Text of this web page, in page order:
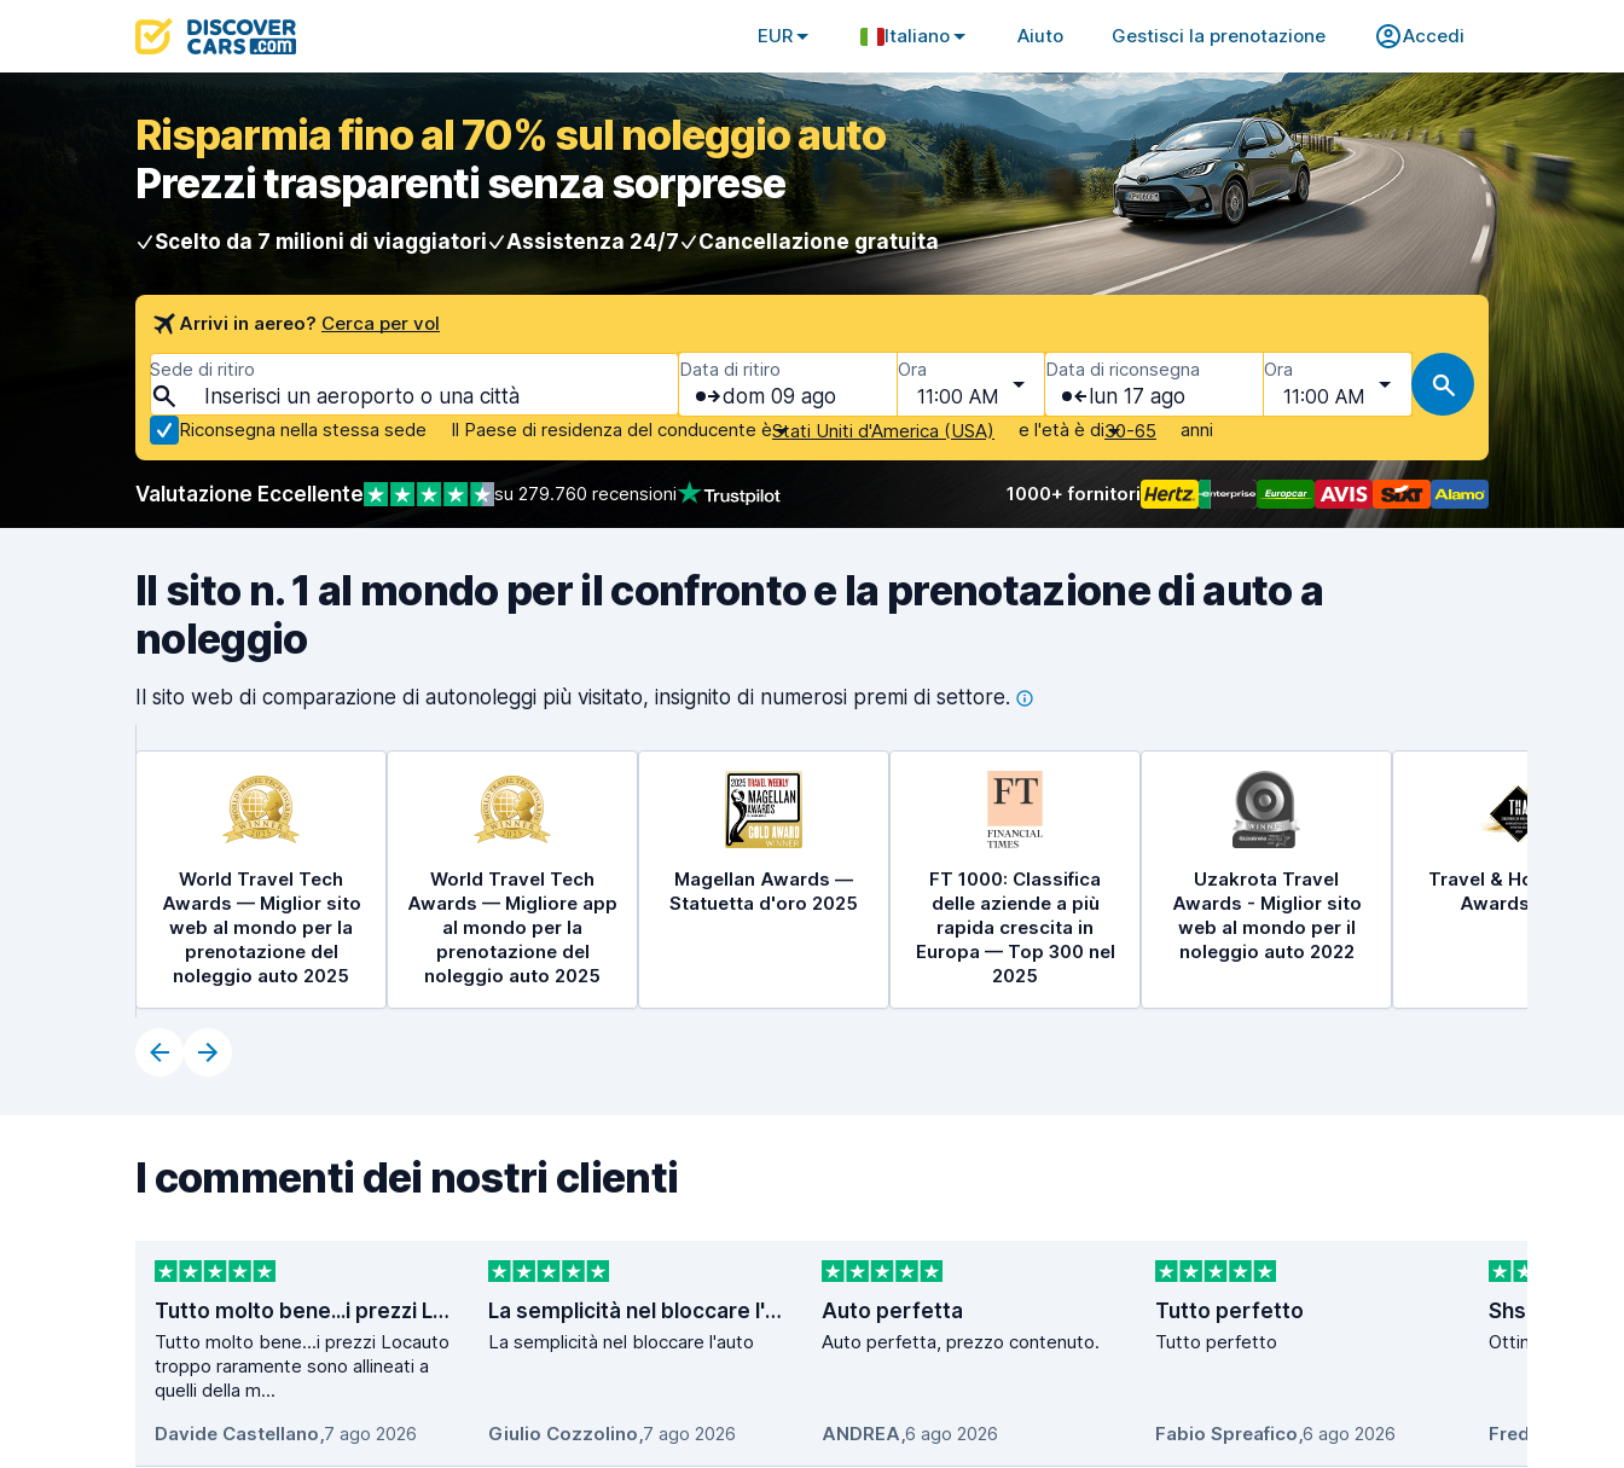
EUR Italiano Aiuto Gestisci la prenotazione Accedi
Risparmia fino al 70% sul noleggio auto
Prezzi trasparenti senza sorprese
Scelto da 7 milioni di viaggiatori Assistenza 24/7 Cancellazione gratuita
Arrivi in aereo? Cerca per vol
Sede di ritiro
Riconsegna nella stessa sede
Data di ritiro
dom 09 ago
Ora
11:00 AM
Data di riconsegna
lun 17 ago
Ora
11:00 AM
Il Paese di residenza del conducente èStati Uniti d'America (USA) e l'età è di30-65 anni
Valutazione Eccellente su 279.760 recensioni 1000+ fornitori
Il sito n. 1 al mondo per il confronto e la prenotazione di auto a
noleggio
Il sito web di comparazione di autonoleggi più visitato, insignito di numerosi premi di settore.
World Travel Tech
Awards — Miglior sito
web al mondo per la
prenotazione del
noleggio auto 2025
World Travel Tech
Awards — Migliore app
al mondo per la
prenotazione del
noleggio auto 2025
Magellan Awards —
Statuetta d'oro 2025
FT 1000: Classifica
delle aziende a più
rapida crescita in
Europa — Top 300 nel
2025
Uzakrota Travel
Awards - Miglior sito
web al mondo per il
noleggio auto 2022
Travel & Hospitality
Awards 2021
I commenti dei nostri clienti
Tutto molto bene...i prezzi Locauto…
Tutto molto bene...i prezzi Locauto
troppo raramente sono allineati a
quelli della m...
Davide Castellano,7 ago 2026
La semplicità nel bloccare l'auto
La semplicità nel bloccare l'auto
Giulio Cozzolino,7 ago 2026
Auto perfetta
Auto perfetta, prezzo contenuto.
ANDREA,6 ago 2026
Tutto perfetto
Tutto perfetto
Fabio Spreafico,6 ago 2026
Ottimooooo
Freddi